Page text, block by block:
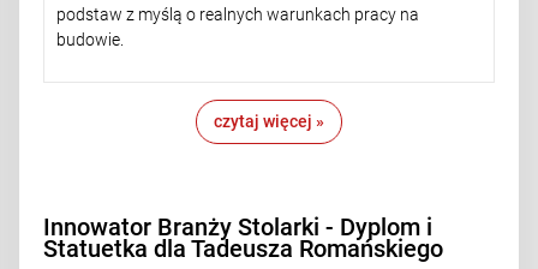
podstaw z myślą o realnych warunkach pracy na
budowie.
czytaj więcej »
Innowator Branży Stolarki - Dyplom i
Statuetka dla Tadeusza Romańskiego